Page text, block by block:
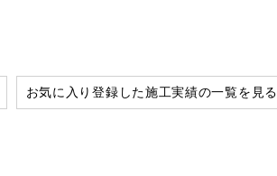
お気に入り登録した施工実績の一覧を見る